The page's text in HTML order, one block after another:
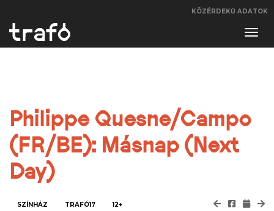
KÖZÉRDEKŰ ADATOK
Philippe Quesne/Campo
(FR/BE): Másnap (Next
Day)
SZÍNHÁZ TRAFÓ17 12+